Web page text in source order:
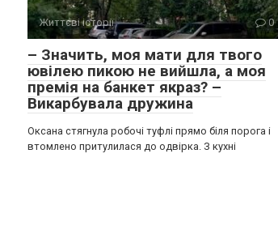
Життєві історії 0
– Значить, моя мати для твого
ювілею пикою не вийшла, а моя
премія на банкет якраз? –
Викарбувала дружина
Оксана стягнула робочі туфлі прямо біля порога і
втомлено притулилася до одвірка. З кухні